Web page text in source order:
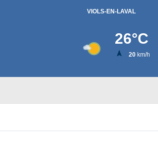
VIOLS-EN-LAVAL
26°C
20km/h